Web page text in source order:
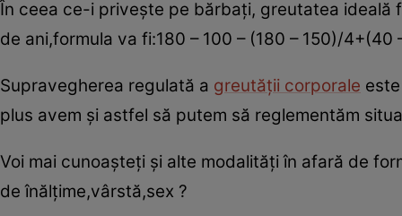
În ceea ce-i priveşte pe bărbaţi, greutatea ideală
de ani,formula va fi:180 – 100 – (180 – 150)/
Supravegherea regulată a greutăţii corporale
plus avem şi astfel să putem să reglementăm
Voi mai cunoaşteţi şi alte modalităţi în afară de
de înălţime,vârstă,sex ?